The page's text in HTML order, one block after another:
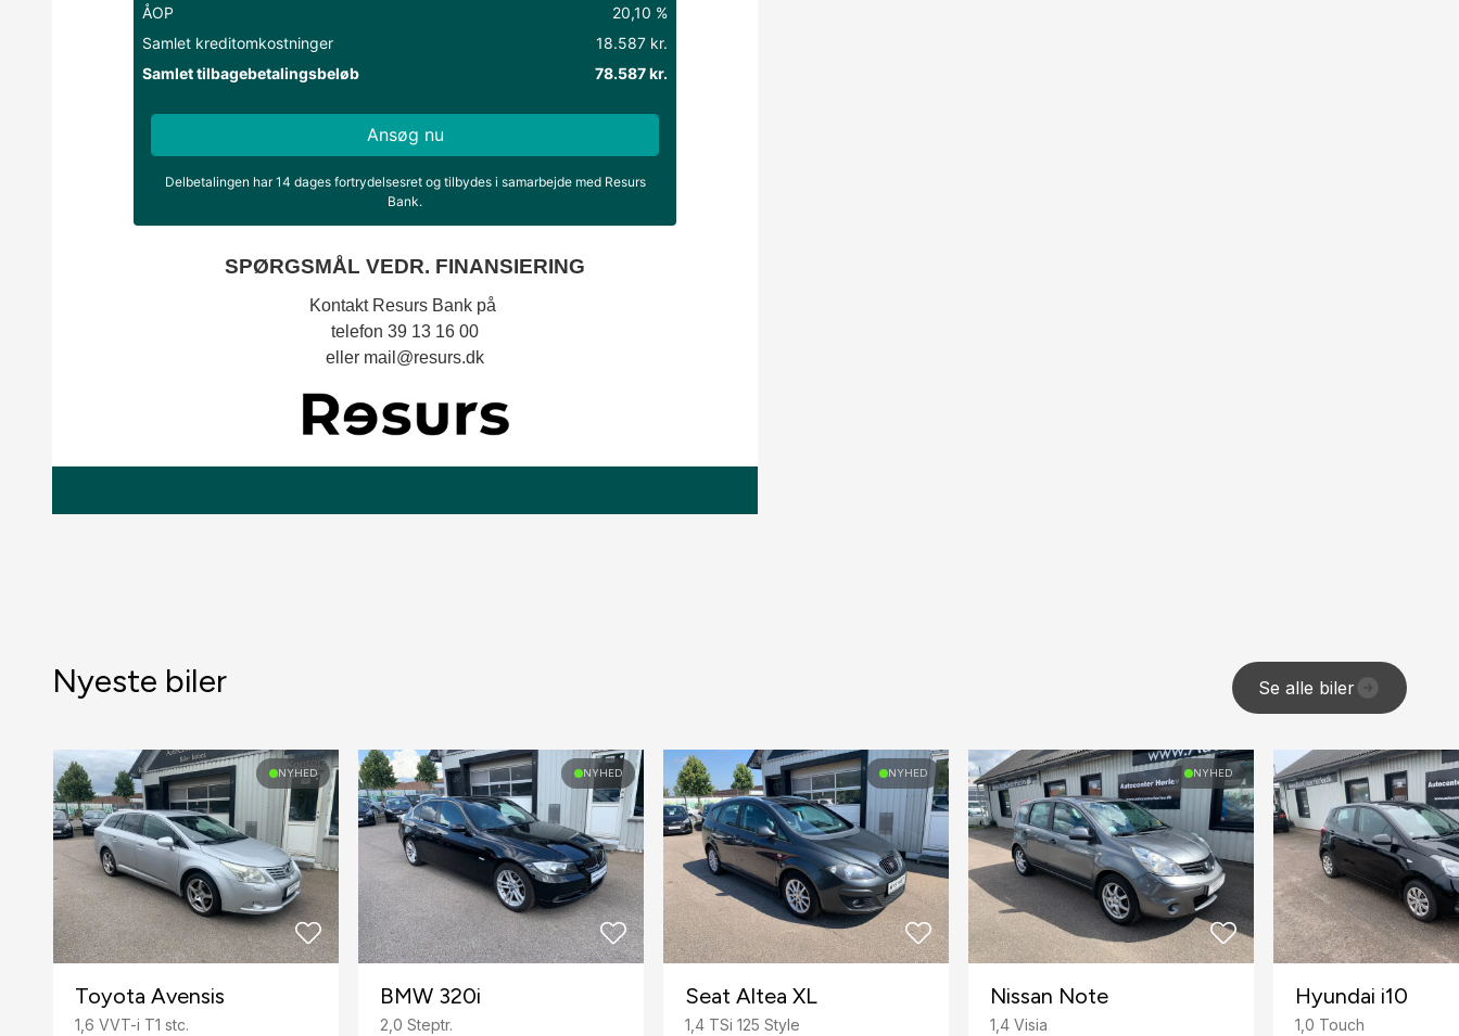
Nyeste biler Se alle biler
NYHED
Toyota Avensis
1,6 VVT-i T1 stc.
NYHED
BMW 320i
2,0 Steptr.
NYHED
Seat Altea XL
1,4 TSi 125 Style
NYHED
Nissan Note
1,4 Visia
Hyundai i10
1,0 Touch